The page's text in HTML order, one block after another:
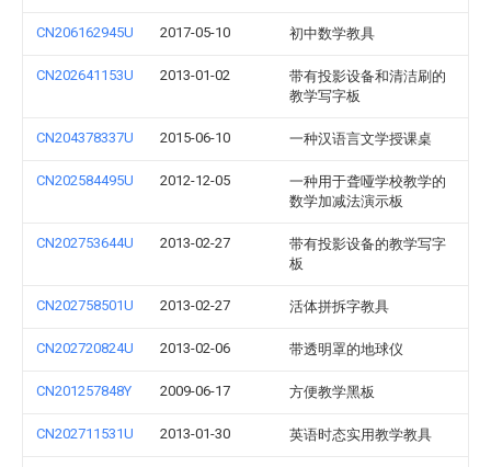
CN206162945U 2017-05-10 初中数学教具
CN202641153U 2013-01-02
带有投影设备和清洁刷的
教学写字板
CN204378337U 2015-06-10 一种汉语言文学授课桌
CN202584495U 2012-12-05
一种用于聋哑学校教学的
数学加减法演示板
CN202753644U 2013-02-27
带有投影设备的教学写字
板
CN202758501U 2013-02-27 活体拼拆字教具
CN202720824U 2013-02-06 带透明罩的地球仪
CN201257848Y 2009-06-17 方便教学黑板
CN202711531U 2013-01-30 英语时态实用教学教具